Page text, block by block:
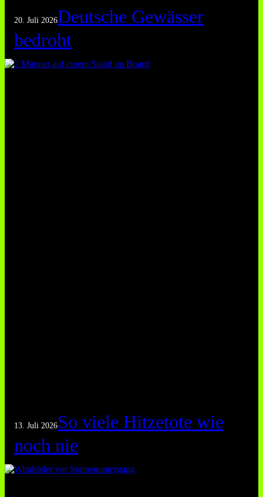
20. Juli 2026Deutsche Gewässer
bedroht
13. Juli 2026So viele Hitzetote wie
noch nie